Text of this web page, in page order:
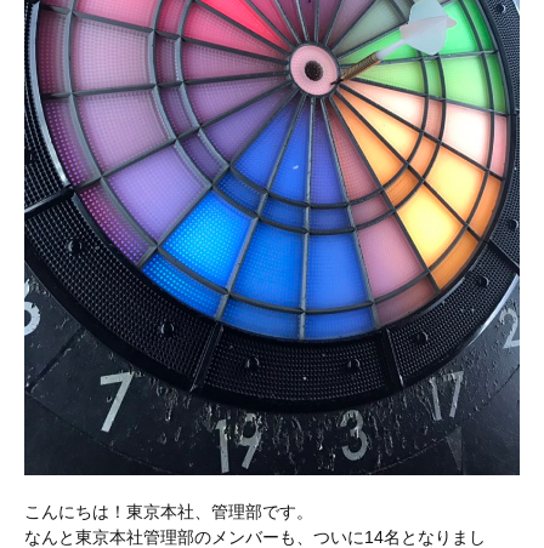
こんにちは！東京本社、管理部です。
なんと東京本社管理部のメンバーも、ついに14名となりまし